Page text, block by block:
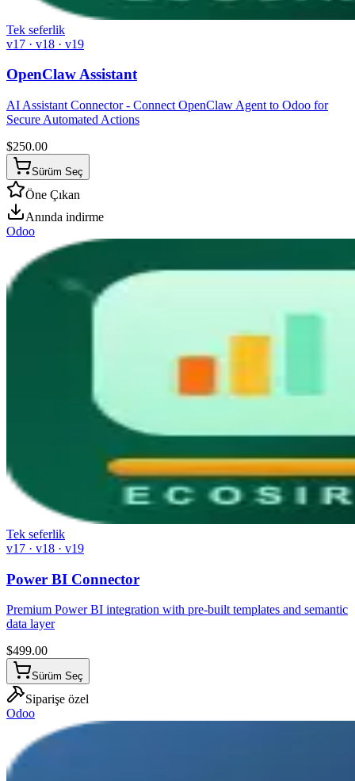
Tek seferlik
v17 · v18 · v19
OpenClaw Assistant
AI Assistant Connector - Connect OpenClaw Agent to Odoo for
Secure Automated Actions
$250.00
Sürüm Seç
Öne Çıkan
Anında indirme
Odoo
Tek seferlik
v17 · v18 · v19
Power BI Connector
Premium Power BI integration with pre-built templates and semantic
data layer
$499.00
Sürüm Seç
Siparişe özel
Odoo